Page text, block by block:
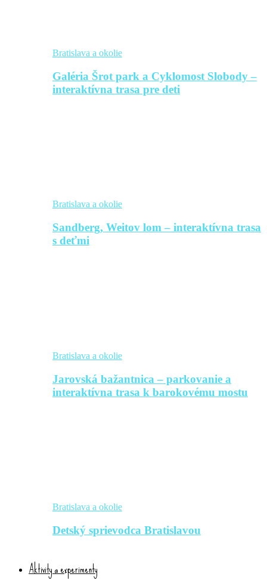
Bratislava a okolie
Galéria Šrot park a Cyklomost Slobody –
interaktívna trasa pre deti
Bratislava a okolie
Sandberg, Weitov lom – interaktívna trasa
s deťmi
Bratislava a okolie
Jarovská bažantnica – parkovanie a
interaktívna trasa k barokovému mostu
Bratislava a okolie
Detský sprievodca Bratislavou
Aktivity a experimenty